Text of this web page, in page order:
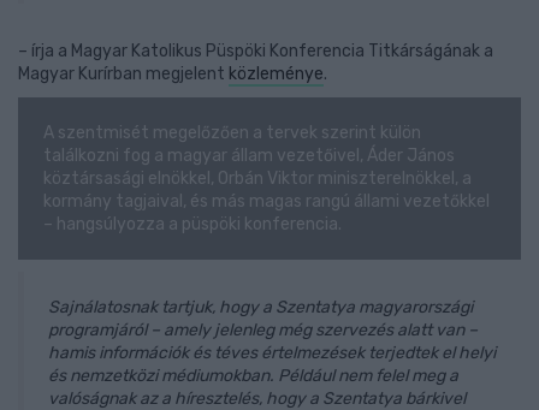
– írja a Magyar Katolikus Püspöki Konferencia Titkárságának a
Magyar Kurírban megjelent közleménye.
A szentmisét megelőzően a tervek szerint külön
találkozni fog a magyar állam vezetőivel, Áder János
köztársasági elnökkel, Orbán Viktor miniszterelnökkel, a
kormány tagjaival, és más magas rangú állami vezetőkkel
– hangsúlyozza a püspöki konferencia.
Sajnálatosnak tartjuk, hogy a Szentatya magyarországi
programjáról – amely jelenleg még szervezés alatt van –
hamis információk és téves értelmezések terjedtek el helyi
és nemzetközi médiumokban. Például nem felel meg a
valóságnak az a híresztelés, hogy a Szentatya bárkivel